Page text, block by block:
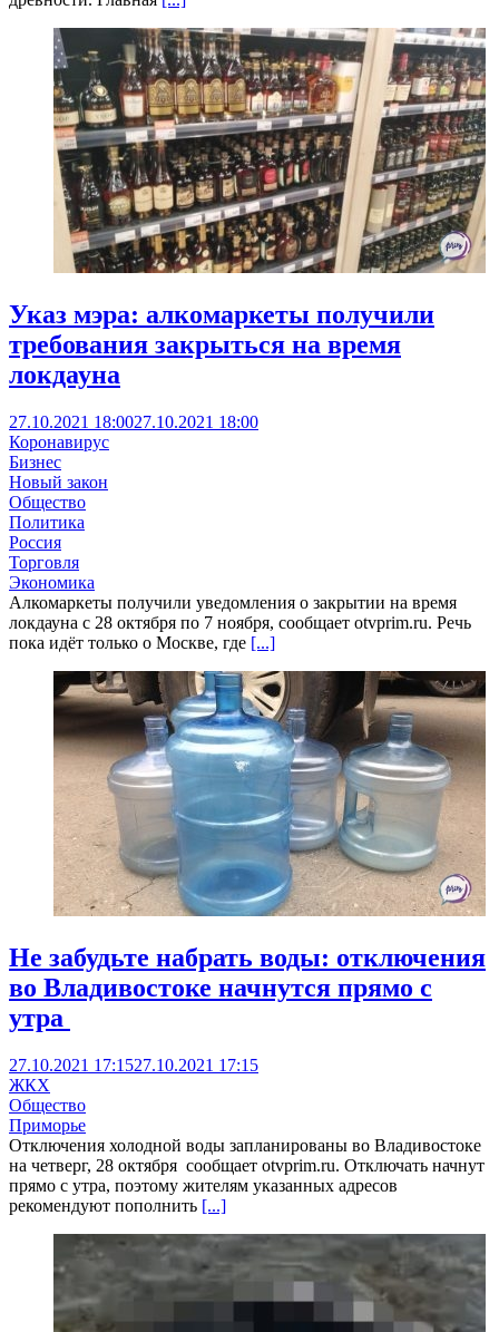
Указ мэра: алкомаркеты получили
требования закрыться на время
локдауна
27.10.2021 18:0027.10.2021 18:00
Коронавирус
Бизнес
Новый закон
Общество
Политика
Россия
Торговля
Экономика
Алкомаркеты получили уведомления о закрытии на время
локдауна с 28 октября по 7 ноября, сообщает otvprim.ru. Речь
пока идёт только о Москве, где [...]
Не забудьте набрать воды: отключения
во Владивостоке начнутся прямо с
утра
27.10.2021 17:1527.10.2021 17:15
ЖКХ
Общество
Приморье
Отключения холодной воды запланированы во Владивостоке
на четверг, 28 октября сообщает otvprim.ru. Отключать начнут
прямо с утра, поэтому жителям указанных адресов
рекомендуют пополнить [...]